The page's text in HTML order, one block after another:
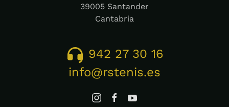
39005 Santander
Cantabria
942 27 30 16
info@rstenis.es